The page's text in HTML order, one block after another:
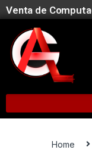
Venta de
Home